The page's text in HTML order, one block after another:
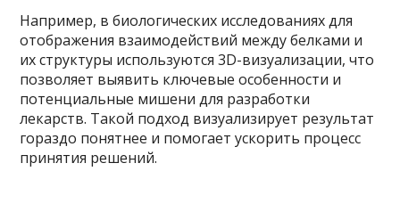
Например, в биологических исследованиях для
отображения взаимодействий между белками и
их структуры используются 3D-визуализации, что
позволяет выявить ключевые особенности и
потенциальные мишени для разработки
лекарств. Такой подход визуализирует результат
гораздо понятнее и помогает ускорить процесс
принятия решений.